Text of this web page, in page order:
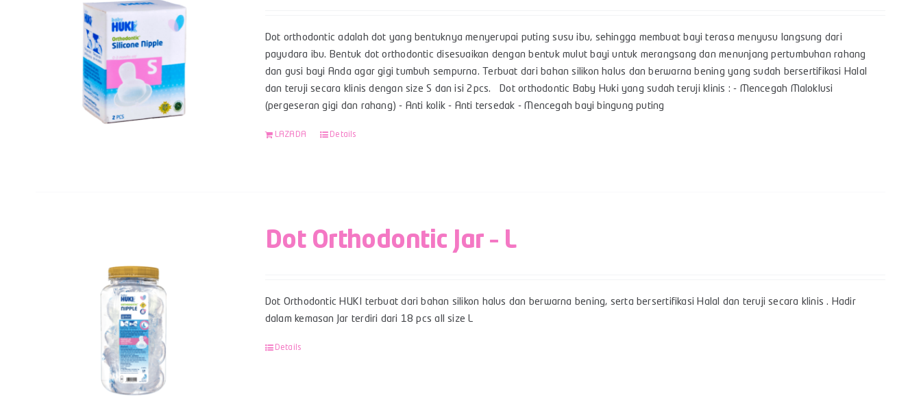
Dot orthodontic adalah dot yang bentuknya menyerupai puting susu ibu, sehingga membuat bayi terasa menyusu langsung dari
payudara ibu. Bentuk dot orthodontic disesuaikan dengan bentuk mulut bayi untuk merangsang dan menunjang pertumbuhan rahang
dan gusi bayi Anda agar gigi tumbuh sempurna. Terbuat dari bahan silikon halus dan berwarna bening yang sudah bersertifikasi Halal
dan teruji secara klinis dengan size S dan isi 2pcs. Dot orthodontic Baby Huki yang sudah teruji klinis : - Mencegah Maloklusi
(pergeseran gigi dan rahang) - Anti kolik - Anti tersedak - Mencegah bayi bingung puting
LAZADA Details
Dot Orthodontic Jar – L
Dot Orthodontic HUKI terbuat dari bahan silikon halus dan berwarna bening, serta bersertifikasi Halal dan teruji secara klinis . Hadir
dalam kemasan Jar terdiri dari 18 pcs all size L
Details